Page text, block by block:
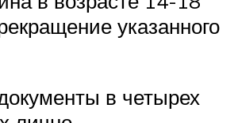
указанного
в четырех